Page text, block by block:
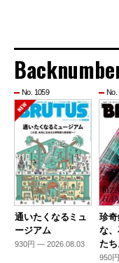
No. 1059
通いたくなるミュ
ージアム
930円 — 2026.08.03
No.
珍
な
た
950